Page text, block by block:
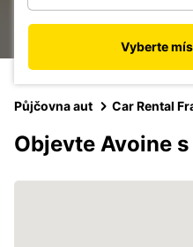
Vyberte
Půjčovna aut Car Rental
Objevte Avoine